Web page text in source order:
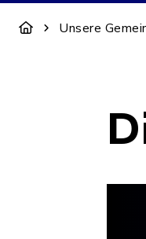
Unsere